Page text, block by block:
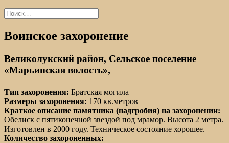
Найти:
Воинское захоронение
Великолукский район, Сельское поселение
«Марьинская волость»,
Тип захоронения: Братская могила
Размеры захоронения: 170 кв.метров
Краткое описание памятника (надгробия) на захоронении:
Обелиск с пятиконечной звездой под мрамор. Высота 2 метра.
Изготовлен в 2000 году. Техническое состояние хорошее.
Количество захороненных: